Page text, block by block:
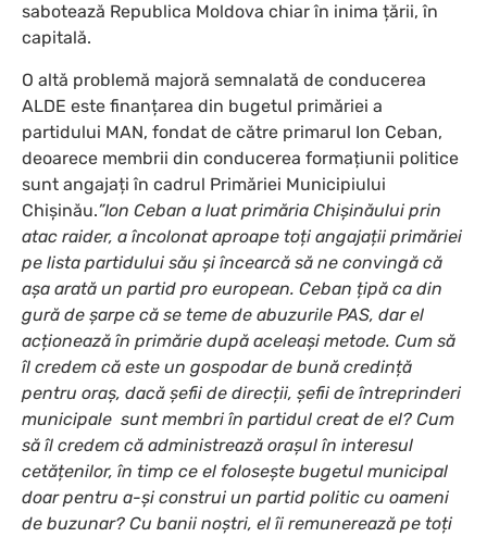
sabotează Republica Moldova chiar în inima țării, în
capitală.
O altă problemă majoră semnalată de conducerea
ALDE este finanțarea din bugetul primăriei a
partidului MAN, fondat de către primarul Ion Ceban,
deoarece membrii din conducerea formațiunii politice
sunt angajați în cadrul Primăriei Municipiului
Chișinău.”Ion Ceban a luat primăria Chișinăului prin
atac raider, a încolonat aproape toți angajații primăriei
pe lista partidului său și încearcă să ne convingă că
așa arată un partid pro european. Ceban țipă ca din
gură de șarpe că se teme de abuzurile PAS, dar el
acționează în primărie după aceleași metode. Cum să
îl credem că este un gospodar de bună credință
pentru oraș, dacă șefii de direcții, șefii de întreprinderi
municipale sunt membri în partidul creat de el? Cum
să îl credem că administrează orașul în interesul
cetățenilor, în timp ce el folosește bugetul municipal
doar pentru a-și construi un partid politic cu oameni
de buzunar? Cu banii noștri, el îi remunerează pe toți